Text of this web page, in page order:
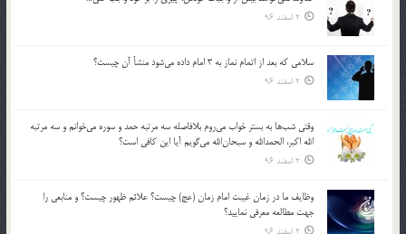
2 اسفند 96
سلامي كه بعد از اتمام نماز به 3 امام داده مي‌شود منشأ آن چيست؟
2 اسفند 96
وقتي شب‌ها به بستر خواب مي‌روم بلافاصله سه مرتبه حمد و سوره مي‌خوانم و سه مرتبه
الله اكبر، الحمدالله و سبحان‌الله مي‌گويم آيا اين كافي است؟
2 اسفند 96
وظايف ما در زمان غيبت امام زمان (عج) چيست؟ علائم ظهور چيست؟ و منابعي را
جهت مطالعه معرفي نماييد؟